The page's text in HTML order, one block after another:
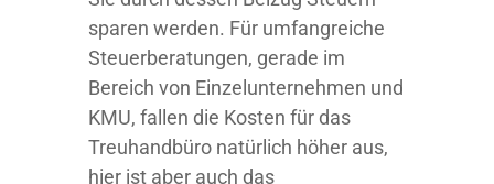
sparen werden. Für umfangreiche
Steuerberatungen, gerade im
Bereich von Einzelunternehmen und
KMU, fallen die Kosten für das
Treuhandbüro natürlich höher aus,
hier ist aber auch das